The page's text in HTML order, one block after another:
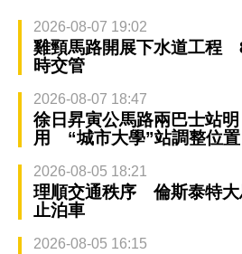
2026-08-07 19:02
雞頸馬路開展下水道工程
時交管
2026-08-07 18:47
徐日昇寅公馬路兩巴士站
用 “城市大學”站調整位
2026-08-05 18:21
理順交通秩序 倫斯泰特大
止泊車
2026-08-05 16:15